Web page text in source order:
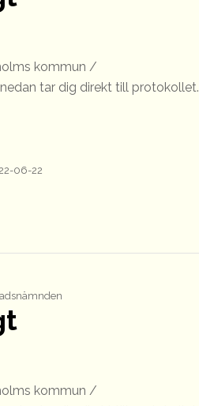
kommun /
tar dig direkt till protokollet.
06-22
kommun /